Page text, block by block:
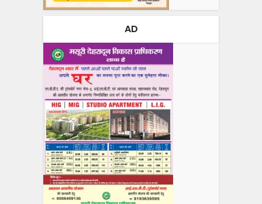
AD